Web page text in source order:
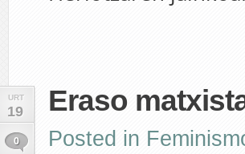
URT
19
0
Eraso
Posted in